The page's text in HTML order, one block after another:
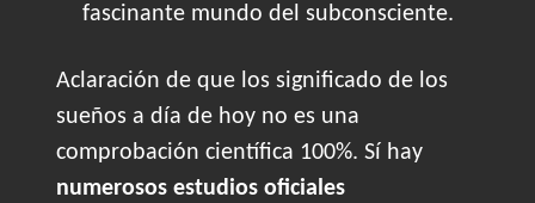
fascinante mundo del subconsciente.
Aclaración de que los significado de los
sueños a día de hoy no es una
comprobación científica 100%. Sí hay
numerosos estudios oficiales